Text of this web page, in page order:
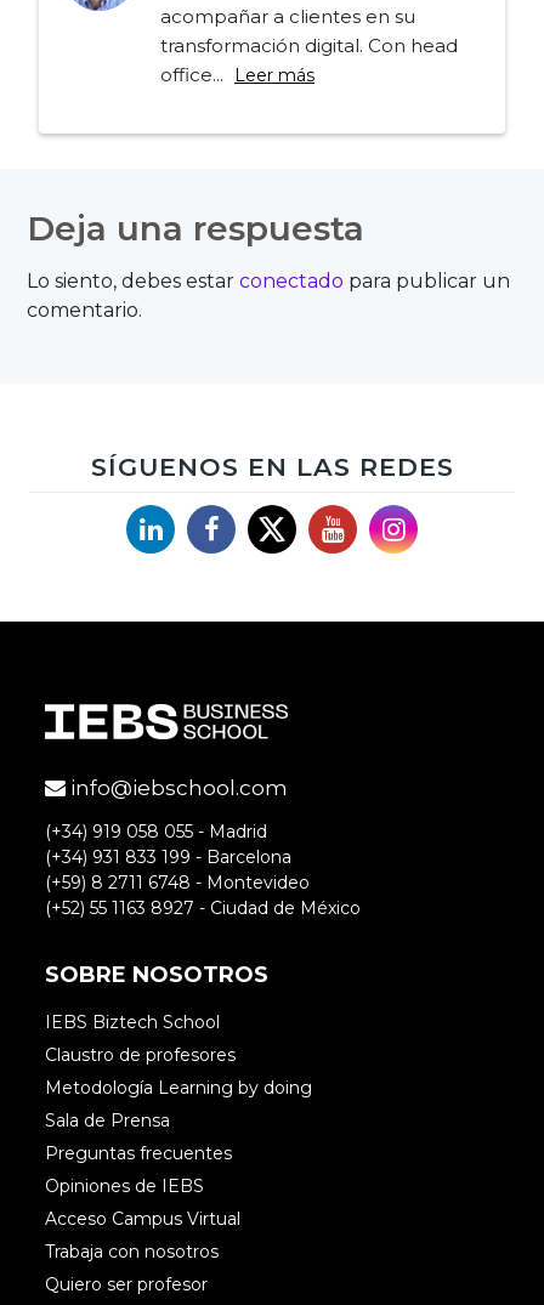
acompañar a clientes en su
transformación digital. Con head
office...
Leer más
de
entradas
Deja una respuesta
Lo siento, debes estarconectado para publicar un
comentario.
SÍGUENOS EN LAS REDES
LinkedinFacebook
X YouTubeInstagram
info@iebschool.com
(+34) 919 058 055 - Madrid
(+34) 931 833 199 - Barcelona
(+59) 8 2711 6748 - Montevideo
(+52) 55 1163 8927 - Ciudad de México
SOBRE NOSOTROS
IEBS Biztech School
Claustro de profesores
Metodología Learning by doing
Sala de Prensa
Preguntas frecuentes
Opiniones de IEBS
Acceso Campus Virtual
Trabaja con nosotros
Quiero ser profesor